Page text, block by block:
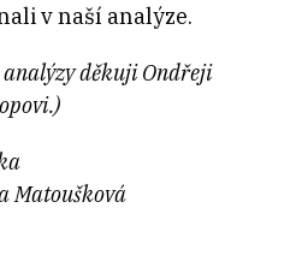
v naší analýze.
děkuji Ondřeji
Matoušková